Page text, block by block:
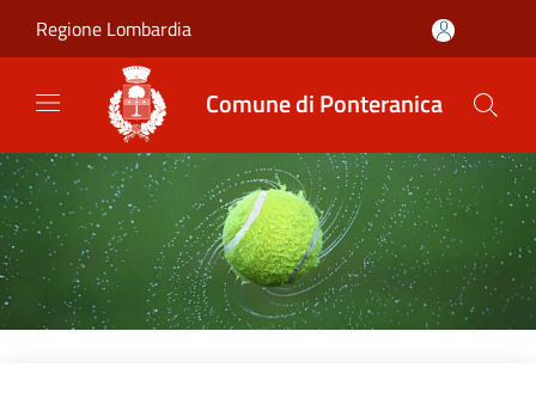
Regione Lombardia
Comune di Ponteranica